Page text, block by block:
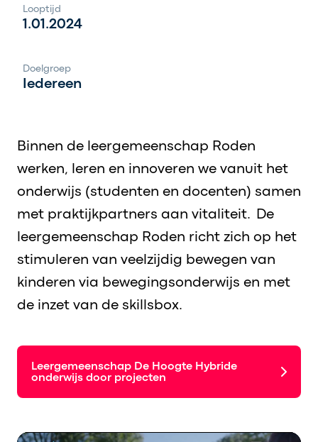
Looptijd
1.01.2024
Doelgroep
Iedereen
Binnen de leergemeenschap Roden
werken, leren en innoveren we vanuit het
onderwijs (studenten en docenten) samen
met praktijkpartners aan vitaliteit. De
leergemeenschap Roden richt zich op het
stimuleren van veelzijdig bewegen van
kinderen via bewegingsonderwijs en met
de inzet van de skillsbox.
Leergemeenschap De Hoogte Hybride
onderwijs door projecten